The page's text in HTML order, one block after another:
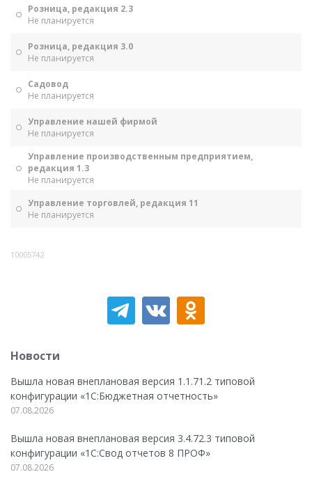
Розница, редакция 2.3
Не планируется
Розница, редакция 3.0
Не планируется
Садовод
Не планируется
Управление нашей фирмой
Не планируется
Управление производственным предприятием,
редакция 1.3
Не планируется
Управление торговлей, редакция 11
Не планируется
10005742
Новости
Вышла новая внеплановая версия 1.1.71.2 типовой
конфигурации «1C:Бюджетная отчетность»
07.08.2026
Вышла новая внеплановая версия 3.4.72.3 типовой
конфигурации «1C:Свод отчетов 8 ПРОФ»
07.08.2026